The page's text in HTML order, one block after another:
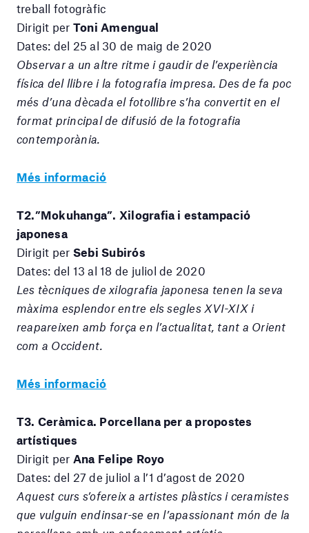
treball fotogràfic
Dirigit per Toni Amengual
Dates: del 25 al 30 de maig de 2020
Observar a un altre ritme i gaudir de l’experiència
física del llibre i la fotografia impresa. Des de fa poc
més d’una dècada el fotollibre s’ha convertit en el
format principal de difusió de la fotografia
contemporània.
Més informació
T2.”Mokuhanga”. Xilografia i estampació
japonesa
Dirigit per Sebi Subirós
Dates: del 13 al 18 de juliol de 2020
Les tècniques de xilografia japonesa tenen la seva
màxima esplendor entre els segles XVI-XIX i
reapareixen amb força en l’actualitat, tant a Orient
com a Occident.
Més informació
T3. Ceràmica. Porcellana per a propostes
artístiques
Dirigit per Ana Felipe Royo
Dates: del 27 de juliol a l’1 d’agost de 2020
Aquest curs s’ofereix a artistes plàstics i ceramistes
que vulguin endinsar-se en l’apassionant món de la